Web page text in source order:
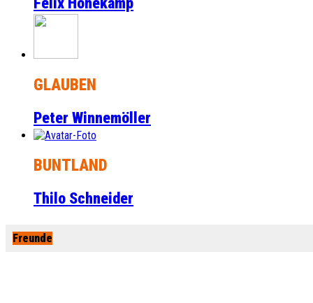
GLAUBEN
Peter Winnemöller
BUNTLAND
Thilo Schneider
Freunde